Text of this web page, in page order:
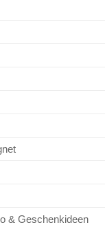
& Geschenkideen